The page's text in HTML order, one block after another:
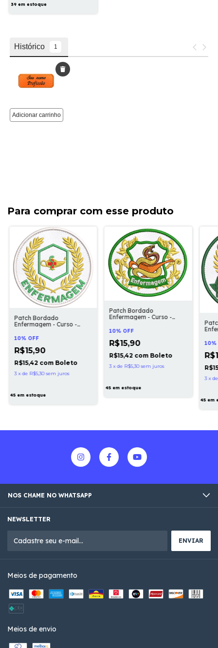
39em estoque
Para comprar com esse produto
Patch Bordado
Enfermagem - Curso -
10% OFF
R$15,90
R$15,42 com Boleto
3 xde R$5,30 sem juros
45em estoque
Patch Bordado
Enfermagem - Curso -
10% OFF
R$15,90
R$15,42 com Boleto
3 xde R$5,30 sem juros
45em estoque
10%
3 x
45em
NOS CHAME NO WHATSAPP
NEWSLETTER
Meios de pagamento
Meios de envio